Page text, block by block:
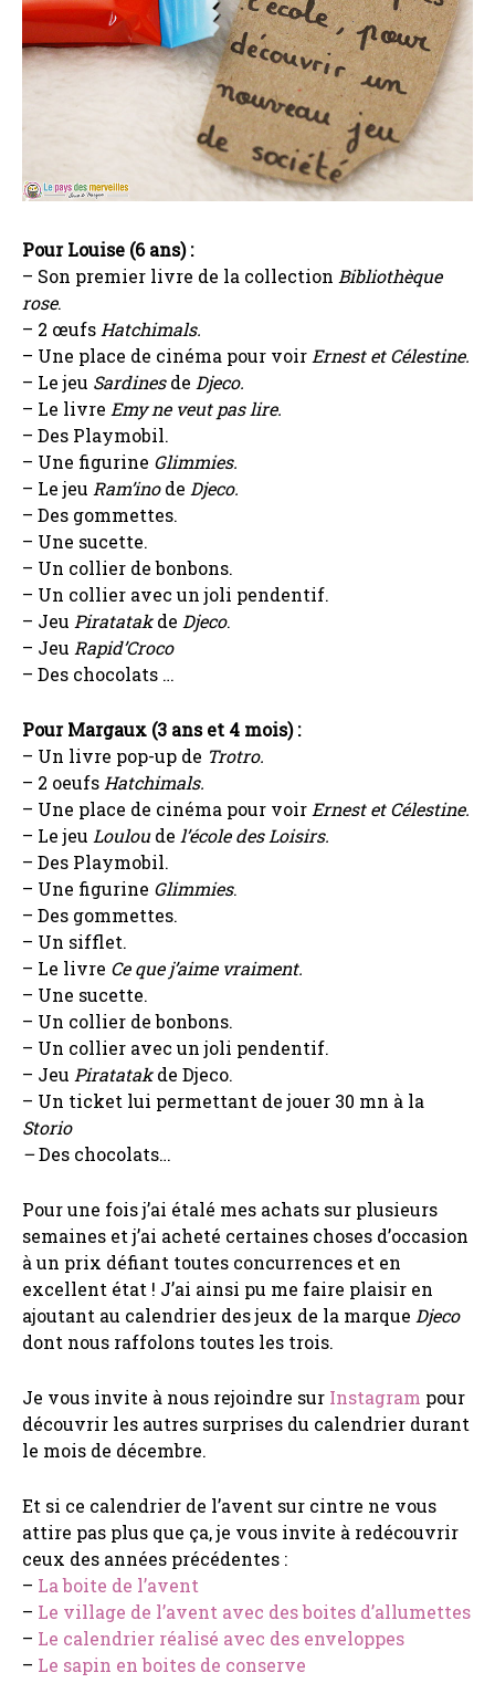
Pour Louise (6 ans) :
– Son premier livre de la collection Bibliothèque
rose.
– 2 œufs Hatchimals.
– Une place de cinéma pour voir Ernest et Célestine.
– Le jeu Sardinesde Djeco.
– Le livre Emy ne veut pas lire.
– Des Playmobil.
– Une figurine Glimmies.
– Le jeu Ram’inode Djeco.
– Des gommettes.
– Une sucette.
– Un collier de bonbons.
– Un collier avec un joli pendentif.
– Jeu Piratatakde Djeco.
– Jeu Rapid’Croco
– Des chocolats …
Pour Margaux (3 ans et 4 mois) :
– Un livre pop-up de Trotro.
– 2 oeufs Hatchimals.
– Une place de cinéma pour voir Ernest et Célestine.
– Le jeu Louloude l’école des Loisirs.
– Des Playmobil.
– Une figurine Glimmies.
– Des gommettes.
– Un sifflet.
– Le livre Ce que j’aime vraiment.
– Une sucette.
– Un collier de bonbons.
– Un collier avec un joli pendentif.
– Jeu Piratatakde Djeco.
– Un ticket lui permettant de jouer 30 mn à la
Storio
–Des chocolats…
Pour une fois j’ai étalé mes achats sur plusieurs
semaines et j’ai acheté certaines choses d’occasion
à un prix défiant toutes concurrences et en
excellent état ! J’ai ainsi pu me faire plaisir en
ajoutant au calendrier des jeux de la marque Djeco
dont nous raffolons toutes les trois.
Je vous invite à nous rejoindre sur Instagram pour
découvrir les autres surprises du calendrier durant
le mois de décembre.
Et si ce calendrier de l’avent sur cintre ne vous
attire pas plus que ça, je vous invite à redécouvrir
ceux des années précédentes :
– La boite de l’avent
– Le village de l’avent avec des boites d’allumettes
– Le calendrier réalisé avec des enveloppes
– Le sapin en boites de conserve